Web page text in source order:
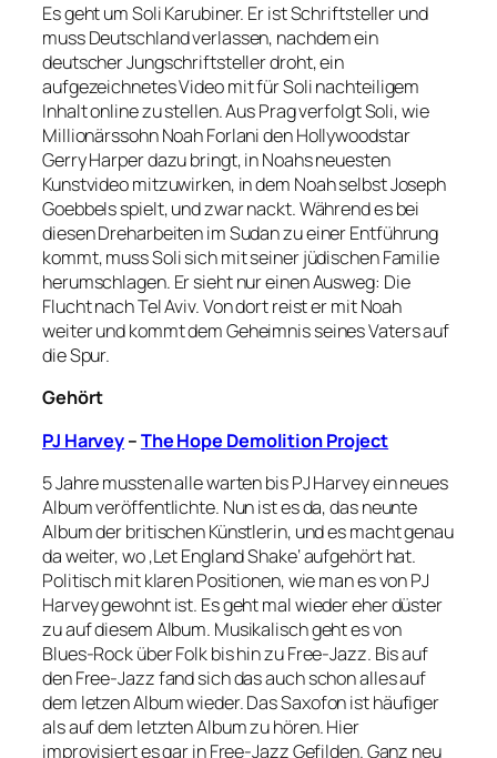
Es geht um Soli Karubiner. Er ist Schriftsteller und
muss Deutschland verlassen, nachdem ein
deutscher Jungschriftsteller droht, ein
aufgezeichnetes Video mit für Soli nachteiligem
Inhalt online zu stellen. Aus Prag verfolgt Soli, wie
Millionärssohn Noah Forlani den Hollywoodstar
Gerry Harper dazu bringt, in Noahs neuesten
Kunstvideo mitzuwirken, in dem Noah selbst Joseph
Goebbels spielt, und zwar nackt. Während es bei
diesen Dreharbeiten im Sudan zu einer Entführung
kommt, muss Soli sich mit seiner jüdischen Familie
herumschlagen. Er sieht nur einen Ausweg: Die
Flucht nach Tel Aviv. Von dort reist er mit Noah
weiter und kommt dem Geheimnis seines Vaters auf
die Spur.
Gehört
PJ Harvey–The Hope Demolition Project
5 Jahre mussten alle warten bis PJ Harvey ein neues
Album veröffentlichte. Nun ist es da, das neunte
Album der britischen Künstlerin, und es macht genau
da weiter, wo ‚Let England Shake‘ aufgehört hat.
Politisch mit klaren Positionen, wie man es von PJ
Harvey gewohnt ist. Es geht mal wieder eher düster
zu auf diesem Album. Musikalisch geht es von
Blues-Rock über Folk bis hin zu Free-Jazz. Bis auf
den Free-Jazz fand sich das auch schon alles auf
dem letzen Album wieder. Das Saxofon ist häufiger
als auf dem letzten Album zu hören. Hier
improvisiert es gar in Free-Jazz Gefilden. Ganz neu